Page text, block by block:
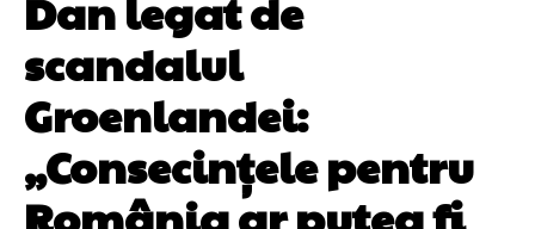
Dan legat de
scandalul
Groenlandei:
„Consecințele pentru